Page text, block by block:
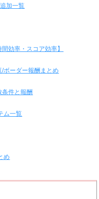
加一覧
効率・スコア効率】
ボーダー報酬まとめ
条件と報酬
ム一覧
め